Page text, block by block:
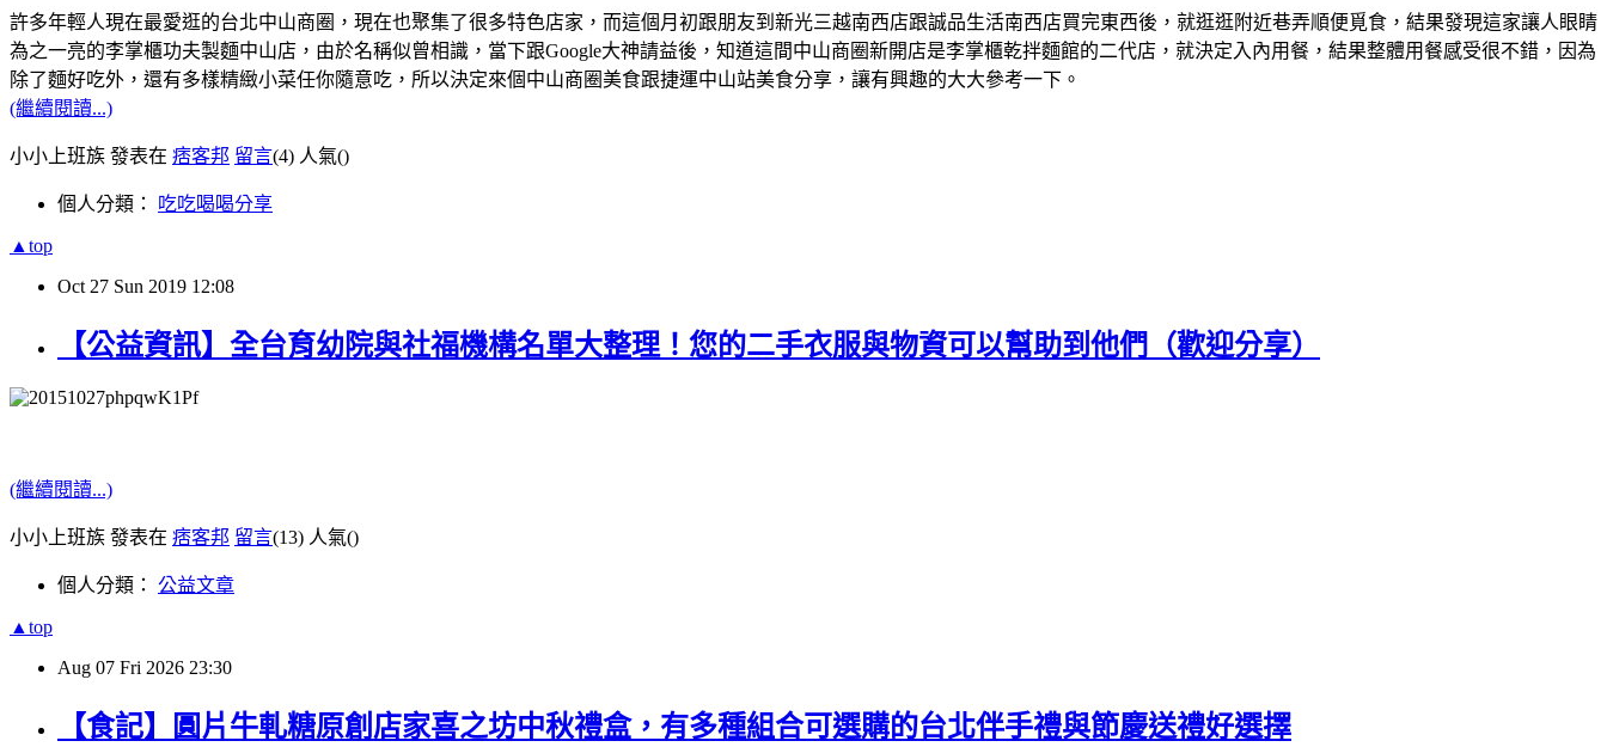
許多年輕人現在最愛逛的台北中山商圈，現在也聚集了很多特色店家，而這個月初跟朋友到新光三越南西店跟誠品生活南西店買完東西後，就逛逛附近巷弄順便覓食，結果發現這家讓人眼睛
為之一亮的李掌櫃功夫製麵中山店，由於名稱似曾相識，當下跟Google大神請益後，知道這間中山商圈新開店是李掌櫃乾拌麵館的二代店，就決定入內用餐，結果整體用餐感受很不錯，因為
除了麵好吃外，還有多樣精緻小菜任你隨意吃，所以決定來個中山商圈美食跟捷運中山站美食分享，讓有興趣的大大參考一下。
(繼續閱讀...)
小小上班族 發表在 痞客邦 留言(4) 人氣()
個人分類： 吃吃喝喝分享
▲top
Oct 27 Sun 2019 12:08
【公益資訊】全台育幼院與社福機構名單大整理！您的二手衣服與物資可以幫助到他們（歡迎分享）
(繼續閱讀...)
小小上班族 發表在 痞客邦 留言(13) 人氣()
個人分類： 公益文章
▲top
Aug 07 Fri 2026 23:30
【食記】圓片牛軋糖原創店家喜之坊中秋禮盒，有多種組合可選購的台北伴手禮與節慶送禮好選擇